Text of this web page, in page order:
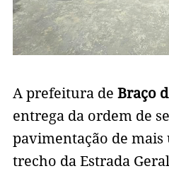
A prefeitura de Braço
entrega da ordem de
pavimentação de
trecho da Estrada